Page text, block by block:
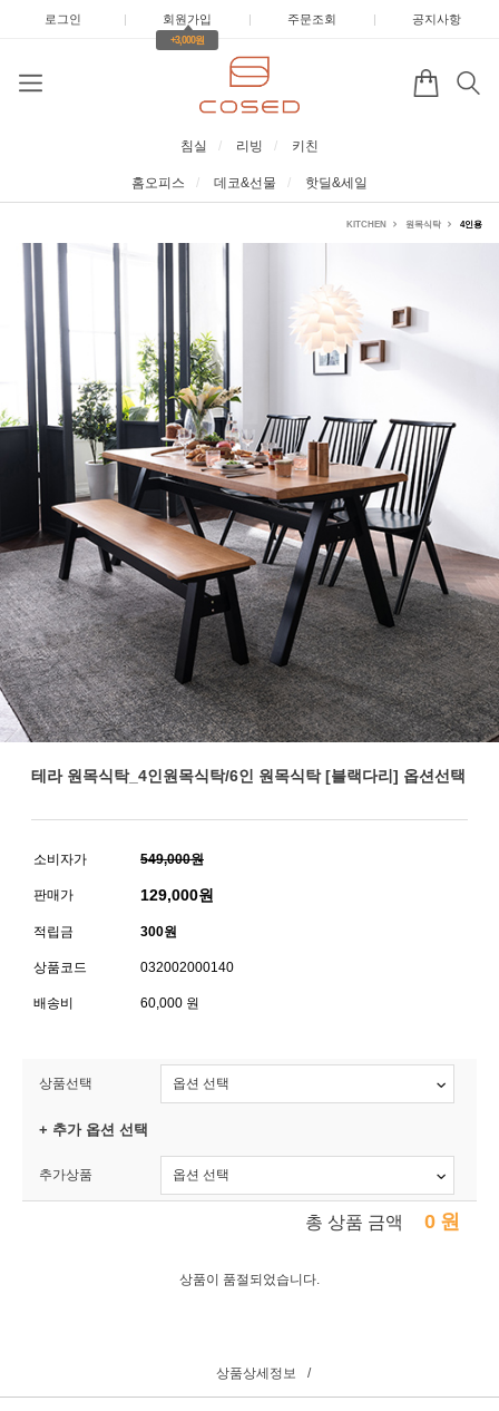
로그인 | 회원가입 |
+3,000원
주문조회 | 공지사항
침실 리빙 키친
홈오피스 데코&선물 핫딜&세일
KITCHEN 원목식탁 4인용
테라 원목식탁_4인원목식탁/6인 원목식탁 [블랙다리] 옵션선택
소비자가 549,000원
판매가 129,000원
적립금 300원
상품코드 032002000140
배송비 60,000 원
상품선택
+ 추가 옵션 선택
추가상품
총 상품 금액 0 원
상품이 품절되었습니다.
상품상세정보